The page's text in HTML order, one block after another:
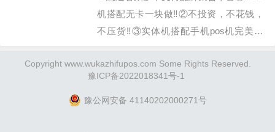
者，是价值交换的伙伴。开始前，
先说清几点“伙伴守则”：1、没有
机搭配无卡一块做‼️②不投资，不花钱，
不压货‼️③实体机搭配手机pos机完美组
素发展，满足代理和客户的一切需求。慧
通管家注册
http://118fang.com/dianyin1.html代理加盟
Copyright www.wukazhifupos.com Some Rights Reserved.
豫ICP备2022018341号-1
豫公网安备 41140202000271号